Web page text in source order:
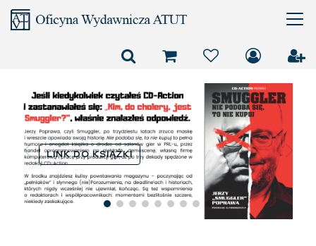
Złotonośne Góry
Sobotnie panami nas
uczyniły
LINK DO KSIĄŻKI